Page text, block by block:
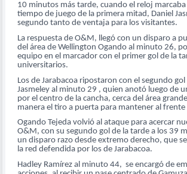
10 minutos más tarde, cuando el reloj
tiempo de juego de la primera mitad, Daniel
segundo tanto de ventaja para los visitantes.
La respuesta de O&M, llegó con un disparo a
del área de Wellington Ogando al minuto 26,
equipo en el marcador con el primer gol de la
universitarios.
Los de Jarabacoa ripostaron con el segundo
Jasmeley al minuto 29 , quien anotó luego de
por el centro de la cancha, cerca del área
manera el tiro a puerta para mantener al
Ogando Tejeda volvió al ataque para acercar
O&M, con su segundo gol de la tarde a los 39
un disparo razo desde extremo derecho, que
la red defendida por los de Jarabacoa.
Hadley Ramírez al minuto 44, se encargó de